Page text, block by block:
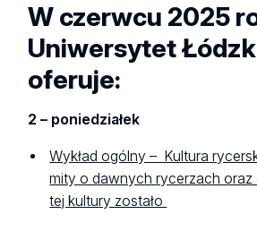
W czerwcu 2025
Uniwersytet
oferuje:
2 – poniedziałek
Wykład ogólny – Kultura
mity o dawnych rycerzach oraz
tej kultury zostało